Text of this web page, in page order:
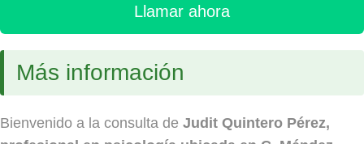
Llamar ahora
Más información
Bienvenido a la consulta de Judit Quintero Pérez,